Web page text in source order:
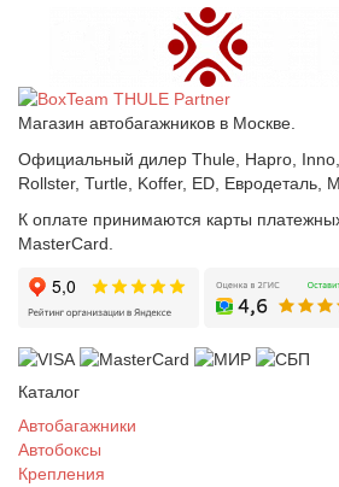
Магазин автобагажников в Москве.
Официальный дилер Thule, Hapro, Inno,
Rollster, Turtle, Koffer, ED, Евродеталь,
К оплате принимаются карты
MasterCard.
Каталог
Автобагажники
Автобоксы
Крепления